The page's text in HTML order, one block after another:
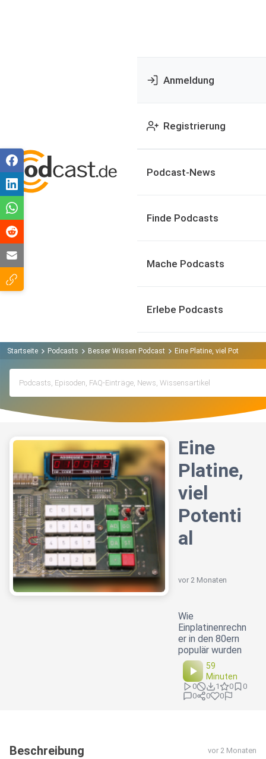
Anmeldung
Registrierung
Podcast-News
Finde Podcasts
Mache Podcasts
Erlebe Podcasts
Startseite Podcasts Besser Wissen Podcast Eine Platine, viel Potential
Eine
Platine,
viel
Potenti
al
vor 2 Monaten
Wie
Einplatinenrechn
er in den 80ern
populär wurden
59
Minuten
0 1 0
0
0
0 0
Beschreibung vor 2 Monaten